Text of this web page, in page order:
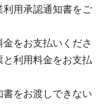
用承認通知書をご
をお支払いくださ
と利用料金をお支払
をお渡しできない